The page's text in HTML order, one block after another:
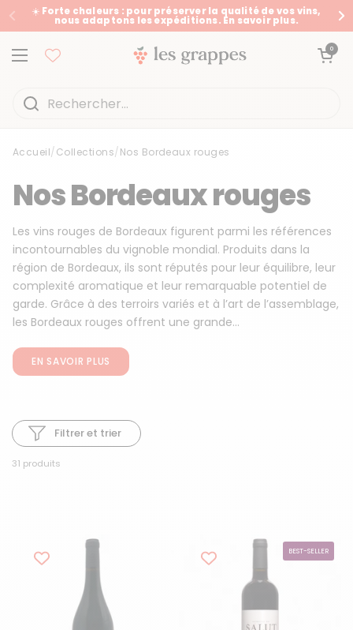
Passer au contenu
Précédent
☀️ Forte chaleurs : pour préserver la qualité de vos vins,
nous adaptons les expéditions. En savoir plus.
Ouvrir le menu
Ouvrir le panier
0
Accueil
Accueil/Collections/Nos Bordeaux rouges
Nos Bordeaux rouges
Les vins rouges de Bordeaux figurent parmi les références
incontournables du vignoble mondial. Produits dans la
région de Bordeaux, ils sont réputés pour leur équilibre, leur
complexité aromatique et leur remarquable potentiel de
garde. Grâce à des terroirs variés et à l’art de l’assemblage,
les Bordeaux rouges offrent une grande...
EN SAVOIR PLUS
31 produits
Filtrer et trier
BEST-SELLER